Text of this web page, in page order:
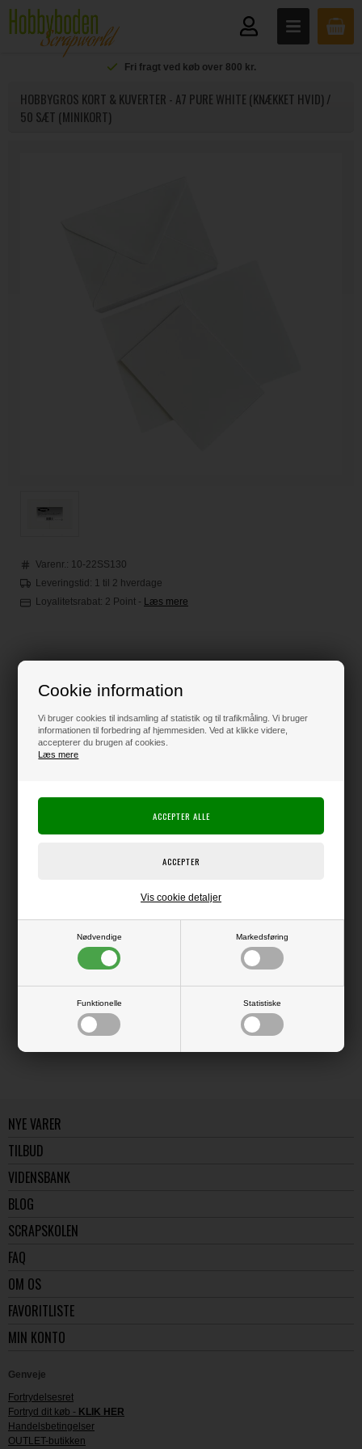
Cookie information
Vi bruger cookies til indsamling af statistik og til trafikmåling. Vi bruger
informationen til forbedring af hjemmesiden. Ved at klikke videre,
accepterer du brugen af cookies.
Læs mere
Nødvendige Markedsføring
Funktionelle Statistiske
Vis cookie detaljer
Fri fragt ved køb over 800 kr.
HOBBYGROS KORT & KUVERTER - A7 PURE WHITE (KNÆKKET HVID) /
50 SÆT (MINIKORT)
Varenr.: 10-22SS130
Leveringstid: 1 til 2 hverdage
Loyalitetsrabat: 2 Point - Læs mere
75,00DKK
Producent:
Det færdige dobbelte kort måler ca. 10 x 7,5 cm
LÆS OG BLIV INSPIRERET
Læs flere artikler...
NYE VARER
TILBUD
VIDENSBANK
BLOG
SCRAPSKOLEN
FAQ
OM OS
FAVORITLISTE
MIN KONTO
Genveje
Fortrydelsesret
Fortryd dit køb - KLIK HER
Handelsbetingelser
OUTLET-butikken